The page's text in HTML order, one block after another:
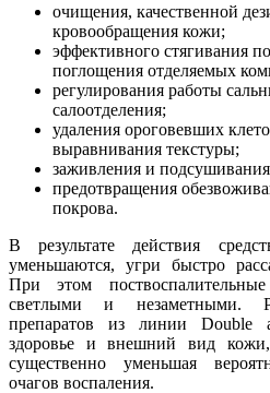
очищения, качественной
кровообращения кожи;
эффективного стягивания
поглощения отделяемых
регулирования работы
салоотделения;
удаления ороговевших
выравнивания текстуры;
заживления и
предотвращения
покрова.
В результате действия
уменьшаются, угри быстро
При этом
светлыми и незаметными.
препаратов из линии Double
здоровье и внешний вид
существенно уменьшая
очагов воспаления.